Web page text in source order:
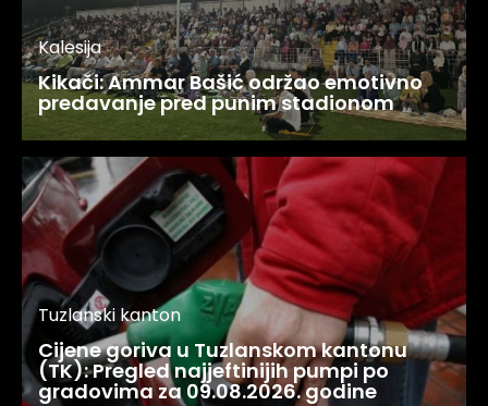
Kalesija
Kikači: Ammar Bašić održao emotivno
predavanje pred punim stadionom
Tuzlanski kanton
Cijene goriva u Tuzlanskom kantonu
(TK): Pregled najjeftinijih pumpi po
gradovima za 09.08.2026. godine